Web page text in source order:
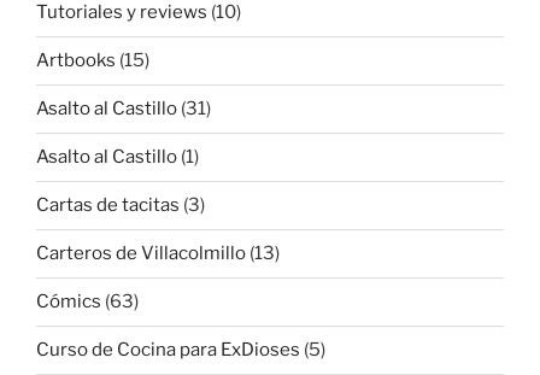
Tutoriales y reviews (10)
Artbooks (15)
Asalto al Castillo (31)
Asalto al Castillo (1)
Cartas de tacitas (3)
Carteros de Villacolmillo (13)
Cómics (63)
Curso de Cocina para ExDioses (5)